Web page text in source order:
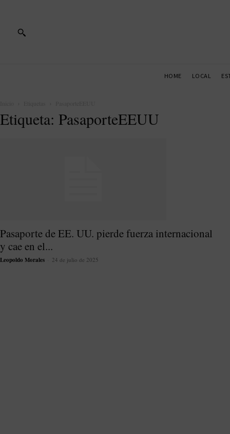
HOME LOCAL
Etiqueta: PasaporteEEUU
Pasaporte de EE. UU. pierde fuerza internacional
y cae en el...
Leopoldo Morales 24 de julio de 2025